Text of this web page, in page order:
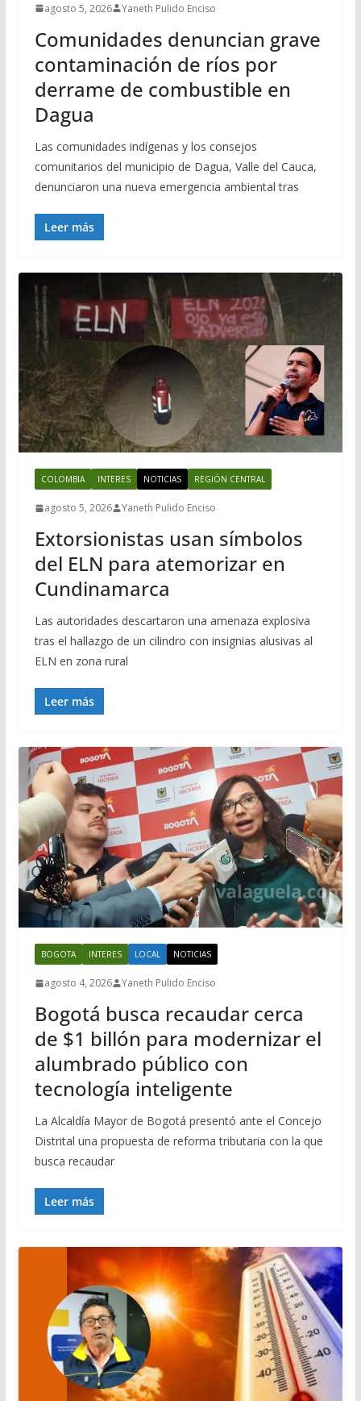
agosto 5, 2026 Yaneth Pulido Enciso
Comunidades denuncian grave
contaminación de ríos por
derrame de combustible en
Dagua
Las comunidades indígenas y los consejos
comunitarios del municipio de Dagua, Valle del Cauca,
denunciaron una nueva emergencia ambiental tras
Leer más
COLOMBIA INTERES NOTICIAS REGIÓN CENTRAL
agosto 5, 2026 Yaneth Pulido Enciso
Extorsionistas usan símbolos
del ELN para atemorizar en
Cundinamarca
Las autoridades descartaron una amenaza explosiva
tras el hallazgo de un cilindro con insignias alusivas al
ELN en zona rural
Leer más
BOGOTA INTERES LOCAL NOTICIAS
agosto 4, 2026 Yaneth Pulido Enciso
Bogotá busca recaudar cerca
de $1 billón para modernizar el
alumbrado público con
tecnología inteligente
La Alcaldía Mayor de Bogotá presentó ante el Concejo
Distrital una propuesta de reforma tributaria con la que
busca recaudar
Leer más